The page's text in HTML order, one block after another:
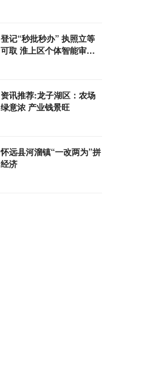
登记“秒批秒办” 执照立等
可取 淮上区个体智能审批
资讯推荐:龙子湖区：农场
绿意浓 产业钱景旺
怀远县河溜镇“一改两为”拼
经济